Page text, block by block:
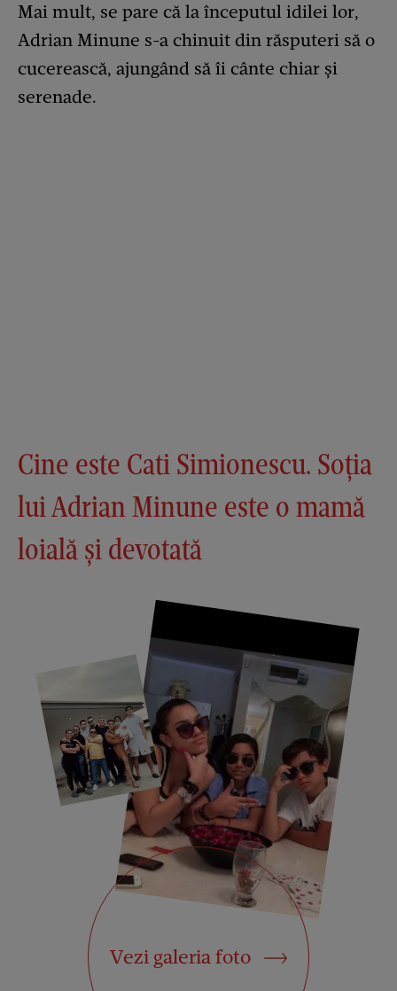
Mai mult, se pare că la începutul idilei lor,
Adrian Minune s-a chinuit din răsputeri să o
cucerească, ajungând să îi cânte chiar și
serenade.
Cine este Cati Simionescu. Soția
lui Adrian Minune este o mamă
loială și devotată
Vezi galeria foto